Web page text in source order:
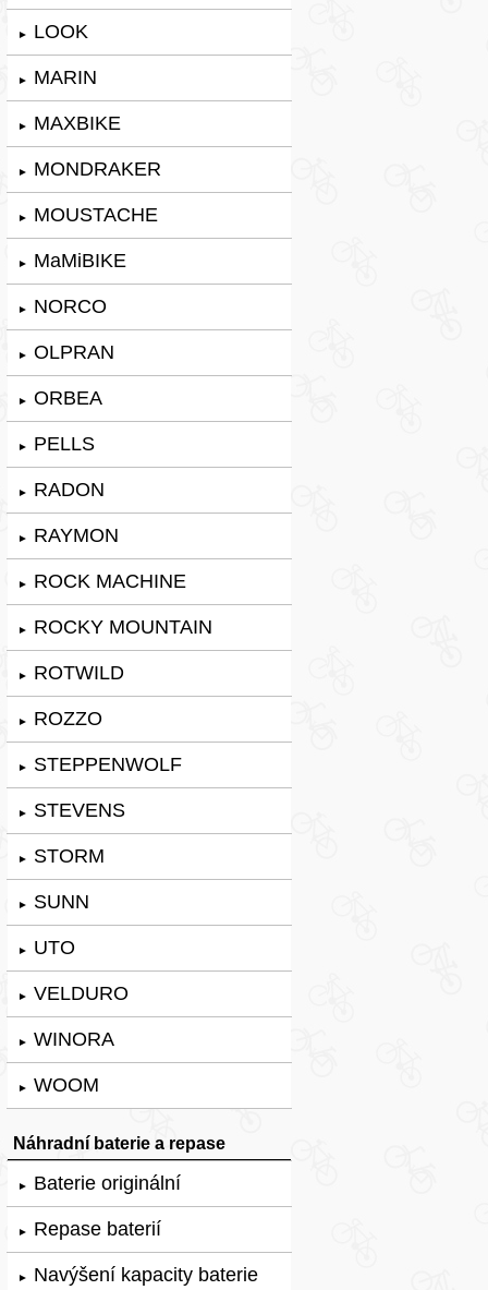
► LOOK
► MARIN
► MAXBIKE
► MONDRAKER
► MOUSTACHE
► MaMiBIKE
► NORCO
► OLPRAN
► ORBEA
► PELLS
► RADON
► RAYMON
► ROCK MACHINE
► ROCKY MOUNTAIN
► ROTWILD
► ROZZO
► STEPPENWOLF
► STEVENS
► STORM
► SUNN
► UTO
► VELDURO
► WINORA
► WOOM
Náhradní baterie a repase
► Baterie originální
► Repase baterií
► Navýšení kapacity baterie